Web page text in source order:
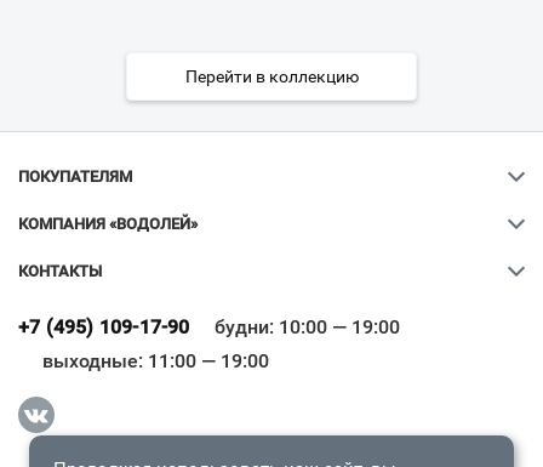
Перейти в коллекцию
ПОКУПАТЕЛЯМ
КОМПАНИЯ «ВОДОЛЕЙ»
КОНТАКТЫ
+7 (495) 109-17-90
будни: 10:00 — 19:00
выходные: 11:00 — 19:00
Всё верно